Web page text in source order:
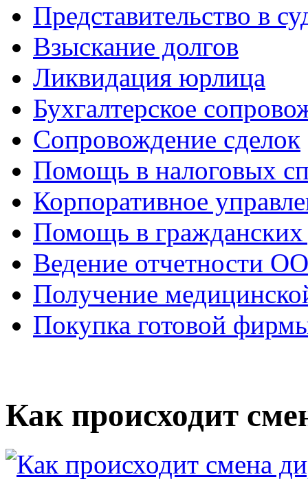
Представительство в
Взыскание долгов
Ликвидация юрлица
Бухгалтерское
Сопровождение сделок
Помощь в налоговых
Корпоративное
Помощь в гражданских
Ведение отчетности
Получение
Покупка готовой
Как происходит